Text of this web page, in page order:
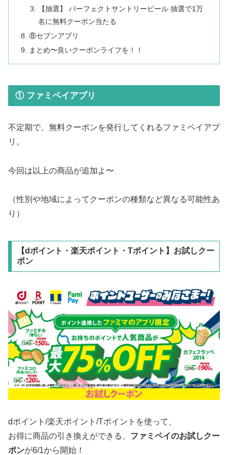
【抽選】 パーフェクトサントリービール 抽選で1万
名に無料クーポン当たる
⑧セブンアプリ
まとめ〜良いクーポンライフを！！
① ファミペイアプリ
不定期で、無料クーポンを発行してくれるファミペイアプ
リ。
今回は以上の商品が追加よ〜
（性別や地域によってクーポンの種類など異なる可能性あ
り）
【dポイント・楽天ポイント・Tポイント】お試しクー
ポン
dポイント/楽天ポイント/Tポイントを使って、
お得に商品の引き換えができる、 ファミペイのお試しクー
ポンが6/1から開始！